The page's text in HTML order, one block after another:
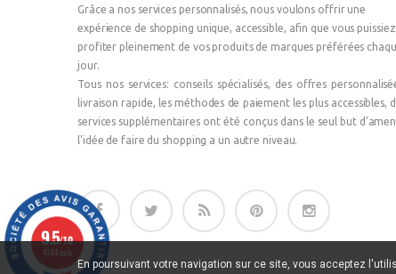
Grâce a nos services personnalisés, nous voulons offrir une
expérience de shopping unique, accessible, afin que vous puissiez
profiter pleinement de vos produits de marques préférées
jour.
Tous nos services: conseils spécialisés, des offres
livraison rapide, les méthodes de paiement les plus accessibles,
services supplémentaires ont été conçus dans le seul but
l'idée de faire du shopping a un autre niveau.
En poursuivant votre navigation sur ce site, vous acceptez
9.5/10
4144 avis